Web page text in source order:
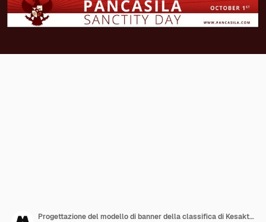
Progettazione del modello di banner della classifica di Kesaktian pancasila